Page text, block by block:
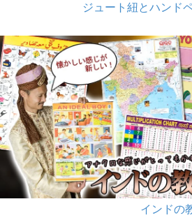
ジュート紐とハンド
インドの